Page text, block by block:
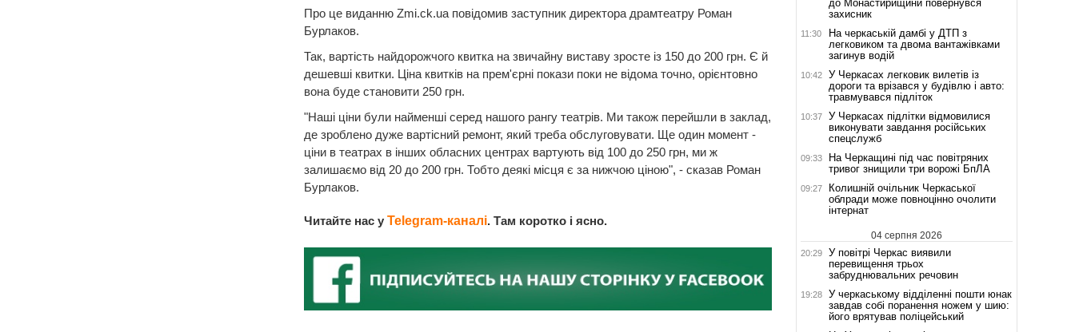
Про це виданню Zmi.ck.ua повідомив заступник директора драмтеатру Роман
Бурлаков.
Так, вартість найдорожчого квитка на звичайну виставу зросте із 150 до 200 грн. Є й
дешевші квитки. Ціна квитків на прем'єрні покази поки не відома точно, орієнтовно
вона буде становити 250 грн.
"Наші ціни були найменші серед нашого рангу театрів. Ми також перейшли в заклад,
де зроблено дуже вартісний ремонт, який треба обслуговувати. Ще один момент -
ціни в театрах в інших обласних центрах вартують від 100 до 250 грн, ми ж
залишаємо від 20 до 200 грн. Тобто деякі місця є за нижчою ціною", - сказав Роман
Бурлаков.
Читайте нас у Telegram-каналі. Там коротко і ясно.
до Монастирищини повернувся
захисник
11:30
На черкаській дамбі у ДТП з
легковиком та двома вантажівками
загинув водій
10:42
У Черкасах легковик вилетів із
дороги та врізався у будівлю і авто:
травмувався підліток
10:37
У Черкасах підлітки відмовилися
виконувати завдання російських
спецслужб
09:33
На Черкащині під час повітряних
тривог знищили три ворожі БпЛА
09:27
Колишній очільник Черкаської
облради може повноцінно очолити
інтернат
04 серпня 2026
20:29
У повітрі Черкас виявили
перевищення трьох
забруднювальних речовин
19:28
У черкаському відділенні пошти юнак
завдав собі поранення ножем у шию:
його врятував поліцейський